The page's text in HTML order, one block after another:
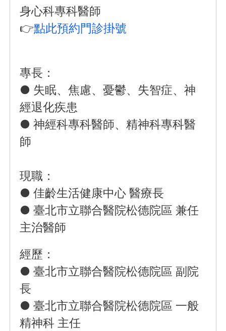
身心科專科醫師
👉點此預約門診掛號
專長：
● 失眠、焦慮、憂鬱、失智症、神
經退化疾患
● 神經科專科醫師、精神科專科醫
師
現職：
● 佳齡生活健康中心 醫療長
● 臺北市立聯合醫院松德院區 兼任
主治醫師
經歷：
● 臺北市立聯合醫院松德院區 副院
長
● 臺北市立聯合醫院松德院區 一般
精神科 主任